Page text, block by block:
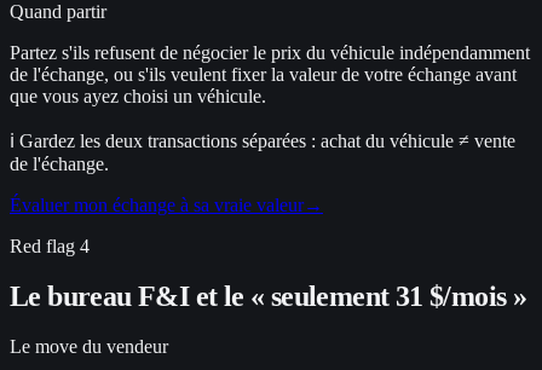
Quand partir
Partez s'ils refusent de négocier le prix du véhicule indépendamment
de l'échange, ou s'ils veulent fixer la valeur de votre échange avant
que vous ayez choisi un véhicule.
ℹ Gardez les deux transactions séparées : achat du véhicule ≠ vente
de l'échange.
Évaluer mon échange à sa vraie valeur→
Red flag 4
Le bureau F&I et le « seulement 31 $/mois »
Le move du vendeur